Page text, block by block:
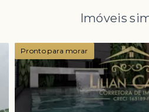
Imóveis
Pronto para morar